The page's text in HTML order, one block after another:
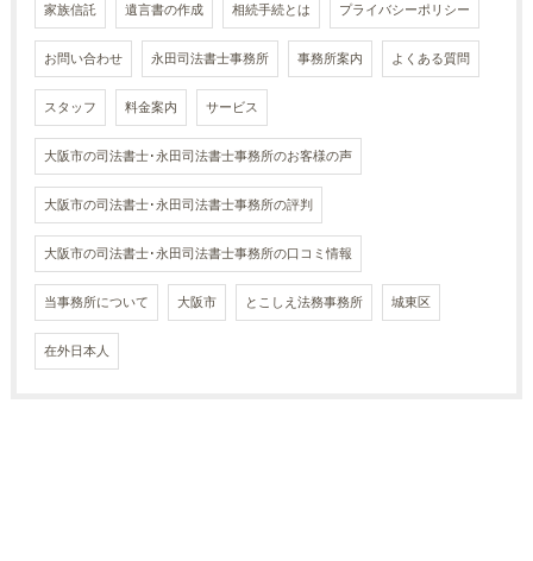
家族信託 遺言書の作成 相続手続とは プライバシーポリシー
お問い合わせ 永田司法書士事務所 事務所案内 よくある質問
スタッフ 料金案内 サービス
大阪市の司法書士･永田司法書士事務所のお客様の声
大阪市の司法書士･永田司法書士事務所の評判
大阪市の司法書士･永田司法書士事務所の口コミ情報
当事務所について 大阪市 とこしえ法務事務所 城東区
在外日本人